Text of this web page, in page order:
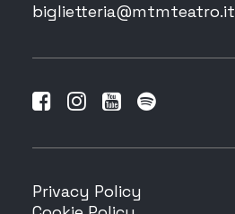
biglietteria@mtmteatro.it
Privacy Policy